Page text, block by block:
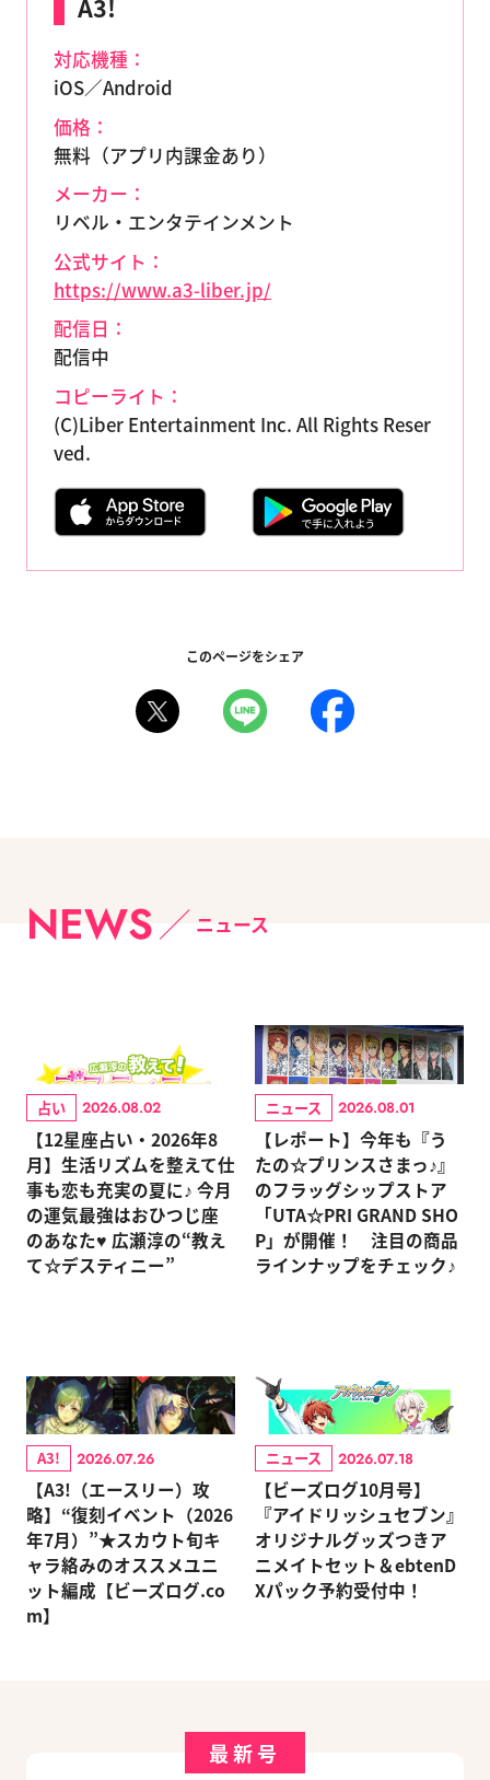
A3!
対応機種：
iOS／Android
価格：
無料（アプリ内課金あり）
メーカー：
リベル・エンタテインメント
公式サイト：
https://www.a3-liber.jp/
配信日：
配信中
コピーライト：
(C)Liber Entertainment Inc. All Rights Reser
ved.
このページをシェア
NEWS ニュース
占い 2026.08.02
【12星座占い・2026年8
月】生活リズムを整えて仕
事も恋も充実の夏に♪ 今月
の運気最強はおひつじ座
のあなた♥ 広瀬淳の“教え
て☆デスティニー”
ニュース 2026.08.01
【レポート】今年も『う
たの☆プリンスさまっ♪』
のフラッグシップストア
「UTA☆PRI GRAND SHO
P」が開催！ 注目の商品
ラインナップをチェック♪
A3! 2026.07.26
【A3!（エースリー）攻
略】“復刻イベント（2026
年7月）”★スカウト旬キ
ャラ絡みのオススメユニ
ット編成【ビーズログ.co
m】
ニュース 2026.07.18
【ビーズログ10月号】
『アイドリッシュセブン』
オリジナルグッズつきア
ニメイトセット＆ebtenD
Xパック予約受付中！
最新号